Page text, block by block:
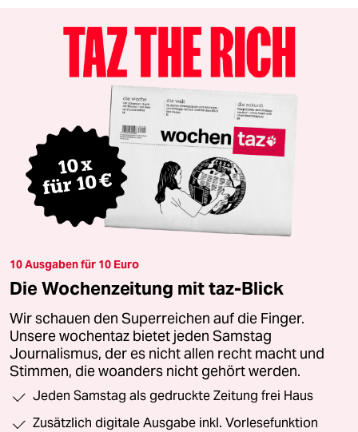
10 Ausgaben für 10 Euro
Die Wochenzeitung mit taz-Blick
Wir schauen den Superreichen auf die Finger.
Unsere wochentaz bietet jeden Samstag
Journalismus, der es nicht allen recht macht und
Stimmen, die woanders nicht gehört werden.
Jeden Samstag als gedruckte Zeitung frei Haus
Zusätzlich digitale Ausgabe inkl. Vorlesefunktion